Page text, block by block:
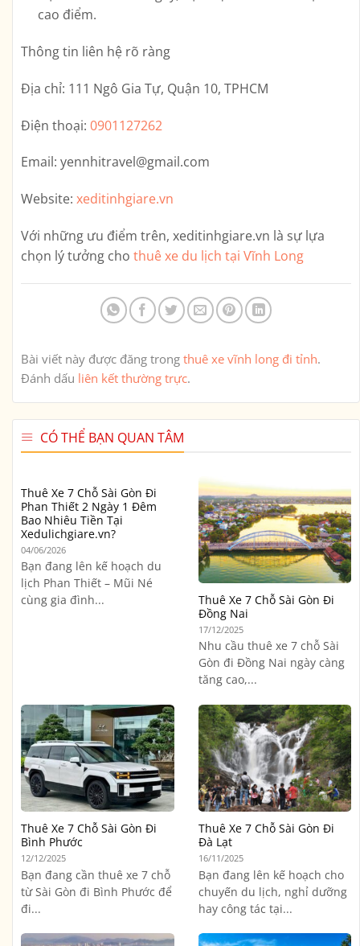
cao điểm.
Thông tin liên hệ rõ ràng
Địa chỉ: 111 Ngô Gia Tự, Quận 10, TPHCM
Điện thoại: 0901127262
Email: yennhitravel@gmail.com
Website: xeditinhgiare.vn
Với những ưu điểm trên, xeditinhgiare.vn là sự lựa
chọn lý tưởng cho thuê xe du lịch tại Vĩnh Long
Bài viết này được đăng trong thuê xe vĩnh long đi tỉnh.
Đánh dấu liên kết thường trực.
CÓ THỂ BẠN QUAN TÂM
Thuê Xe 7 Chỗ Sài Gòn Đi
Phan Thiết 2 Ngày 1 Đêm
Bao Nhiêu Tiền Tại
Xedulichgiare.vn?
04/06/2026
Bạn đang lên kế hoạch du
lịch Phan Thiết – Mũi Né
cùng gia đình...
Thuê Xe 7 Chỗ Sài Gòn Đi
Đồng Nai
17/12/2025
Nhu cầu thuê xe 7 chỗ Sài
Gòn đi Đồng Nai ngày càng
tăng cao,...
Thuê Xe 7 Chỗ Sài Gòn Đi
Bình Phước
12/12/2025
Bạn đang cần thuê xe 7 chỗ
từ Sài Gòn đi Bình Phước để
đi...
Thuê Xe 7 Chỗ Sài Gòn Đi
Đà Lạt
16/11/2025
Bạn đang lên kế hoạch cho
chuyến du lịch, nghỉ dưỡng
hay công tác tại...